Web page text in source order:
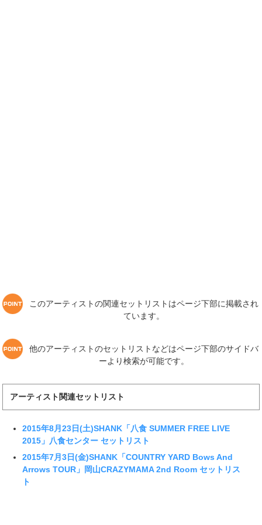
このアーティストの関連セットリストはページ下部に掲載され
ています。
他のアーティストのセットリストなどはページ下部のサイドバ
ーより検索が可能です。
アーティスト関連セットリスト
2015年8月23日(土)SHANK「八食 SUMMER FREE LIVE
2015」八食センター セットリスト
2015年7月3日(金)SHANK「COUNTRY YARD Bows And
Arrows TOUR」岡山CRAZYMAMA 2nd Room セットリス
ト